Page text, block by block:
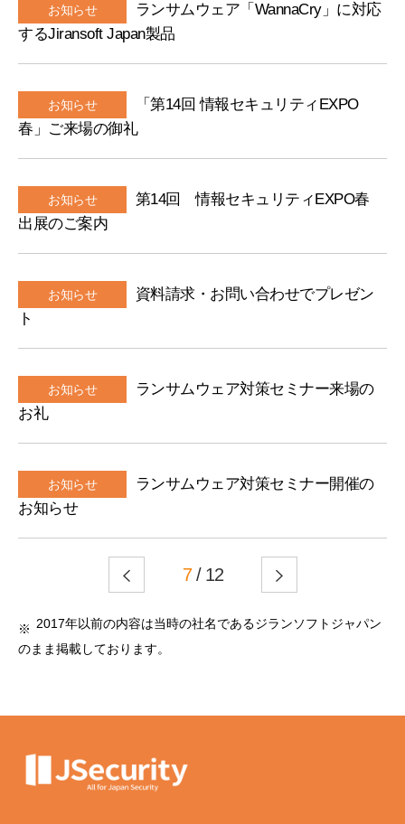
お知らせ
ランサムウェア「WannaCry」に対応
するJiransoft Japan製品
お知らせ
「第14回 情報セキュリティEXPO
春」ご来場の御礼
お知らせ
第14回 情報セキュリティEXPO春
出展のご案内
お知らせ
資料請求・お問い合わせでプレゼン
ト
お知らせ
ランサムウェア対策セミナー来場の
お礼
お知らせ
ランサムウェア対策セミナー開催の
お知らせ
7/ 12
2017年以前の内容は当時の社名であるジランソフトジャパン
のまま掲載しております。